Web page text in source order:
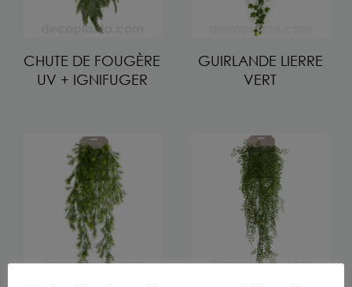
CHUTE DE FOUGÈRE
UV + IGNIFUGER
GUIRLANDE LIERRE
VERT